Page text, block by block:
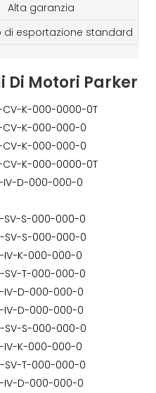
Alta garanzia
di esportazione standard
Di Motori Parker
CV-K-000-0000-0T
CV-K-000-000-0
CV-K-000-000-0
CV-K-000-0000-0T
IV-D-000-000-0
SV-S-000-000-0
SV-S-000-000-0
IV-K-000-000-0
SV-T-000-000-0
IV-D-000-000-0
IV-D-000-000-0
SV-S-000-000-0
IV-K-000-000-0
SV-T-000-000-0
IV-D-000-000-0